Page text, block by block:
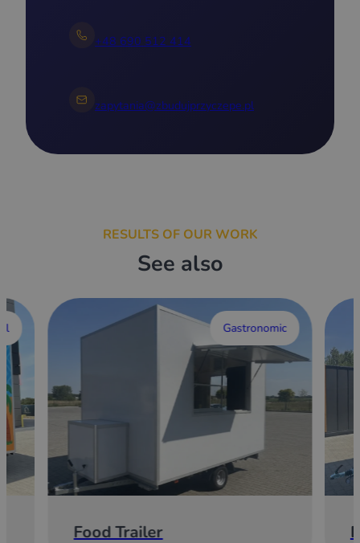
+48 690 512 414
zapytania@zbudujprzyczepe.pl
RESULTS OF OUR WORK
See also
Gastronomic
Food Trailer